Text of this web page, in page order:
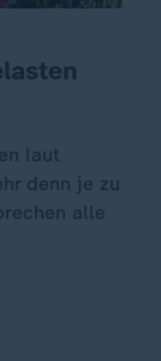
laut
denn je zu
alle